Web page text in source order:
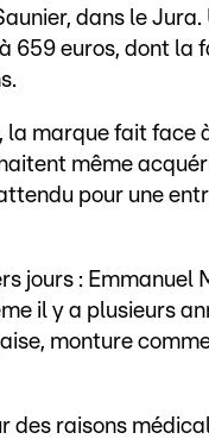
dans le
659 euros, dont la
la marque fait
même
pour une
jours : Emmanuel
il y a plusieurs
monture
des raisons